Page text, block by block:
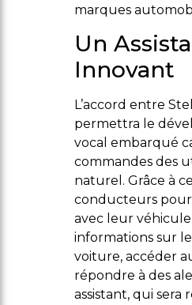
marques
Un
Innovant
L’accord entre
permettra le
vocal embarqué
commandes des
naturel. Grâce à
conducteurs
avec leur
informations sur
voiture, accéder
répondre à des
assistant, qui sera